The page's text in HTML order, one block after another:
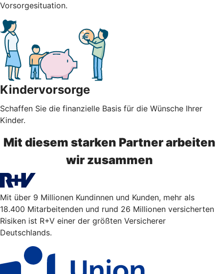
Vorsorgesituation.
Kindervorsorge
Schaffen Sie die finanzielle Basis für die Wünsche Ihrer
Kinder.
Mit diesem starken Partner arbeiten
wir zusammen
Mit über 9 Millionen Kundinnen und Kunden, mehr als
18.400 Mitarbeitenden und rund 26 Millionen versicherten
Risiken ist R+V einer der größten Versicherer
Deutschlands.